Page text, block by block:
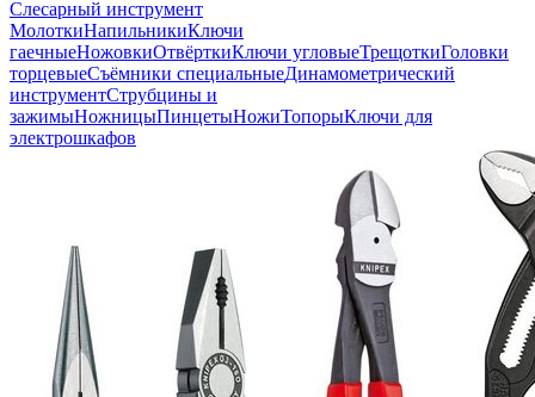
Слесарный инструмент
МолоткиНапильникиКлючи
гаечныеНожовкиОтвёрткиКлючи угловыеТрещоткиГоловки
торцевыеСъёмники специальныеДинамометрический
инструментСтрубцины и
зажимыНожницыПинцетыНожиТопорыКлючи для
электрошкафов